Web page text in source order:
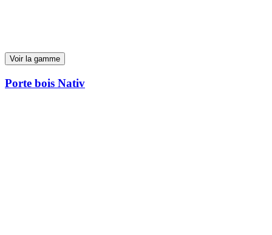
Voir la gamme
Porte bois Nativ